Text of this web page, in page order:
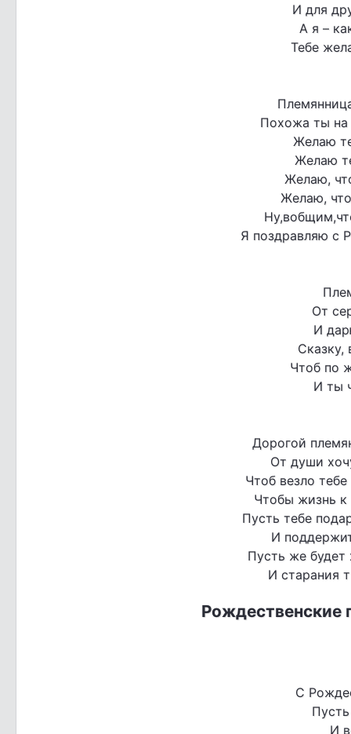
И для
А я –
Тебе
Похожа ты на
Желаю
Желаю
Желаю,
Желаю,
Я поздравляю с
От
И
Сказку,
Чтоб по
И ты
Дорогой
От души
Чтоб везло
Чтобы жизнь к
Пусть тебе
И
Пусть же
И старания
Рождественские
С
И